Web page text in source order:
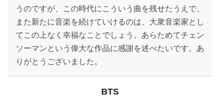
うのですが、この時代にこういう曲を残せたうえで、
また新たに音楽を続けていけるのは、大衆音楽家とし
てこの上なく幸福なことでしょう。あらためてチェン
ソーマンという偉大な作品に感謝を述べたいです。あ
りがとうございました。
BTS